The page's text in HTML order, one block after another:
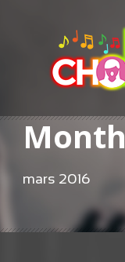
Month
mars 2016